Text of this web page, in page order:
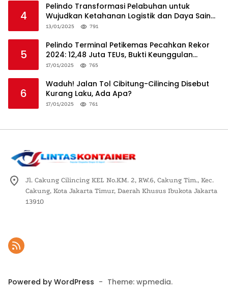
4
Pelindo Transformasi Pelabuhan untuk
Wujudkan Ketahanan Logistik dan Daya Saing
Global
13/01/2025 791
5
Pelindo Terminal Petikemas Pecahkan Rekor
2024: 12,48 Juta TEUs, Bukti Keunggulan
Logistik Nasional
17/01/2025 765
6
Waduh! Jalan Tol Cibitung-Cilincing Disebut
Kurang Laku, Ada Apa?
17/01/2025 761
Jl. Cakung Cilincing KEL No.KM. 2, RW.6, Cakung Tim., Kec.
Cakung, Kota Jakarta Timur, Daerah Khusus Ibukota Jakarta
13910
Powered by WordPress - Theme: wpmedia.